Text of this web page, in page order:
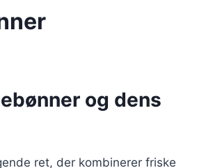
og dens
ret, der kombinerer friske